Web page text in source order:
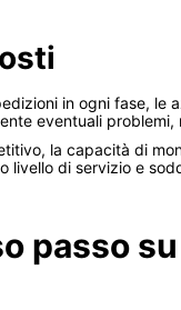
in ogni fase,
eventuali
la capacità di
livello di servizio e
passo